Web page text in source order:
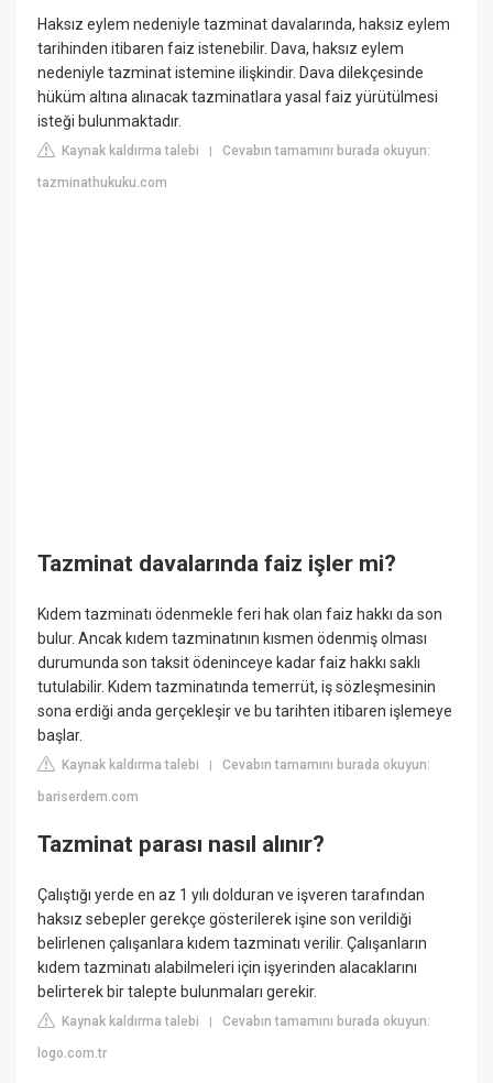
Haksız eylem nedeniyle tazminat davalarında, haksız eylem
tarihinden itibaren faiz istenebilir. Dava, haksız eylem
nedeniyle tazminat istemine ilişkindir. Dava dilekçesinde
hüküm altına alınacak tazminatlara yasal faiz yürütülmesi
isteği bulunmaktadır.
Kaynak kaldırma talebi |Cevabın tamamını burada okuyun:
tazminathukuku.com
Tazminat davalarında faiz işler mi?
Kıdem tazminatı ödenmekle feri hak olan faiz hakkı da son
bulur. Ancak kıdem tazminatının kısmen ödenmiş olması
durumunda son taksit ödeninceye kadar faiz hakkı saklı
tutulabilir. Kıdem tazminatında temerrüt, iş sözleşmesinin
sona erdiği anda gerçekleşir ve bu tarihten itibaren işlemeye
başlar.
Kaynak kaldırma talebi |Cevabın tamamını burada okuyun:
bariserdem.com
Tazminat parası nasıl alınır?
Çalıştığı yerde en az 1 yılı dolduran ve işveren tarafından
haksız sebepler gerekçe gösterilerek işine son verildiği
belirlenen çalışanlara kıdem tazminatı verilir. Çalışanların
kıdem tazminatı alabilmeleri için işyerinden alacaklarını
belirterek bir talepte bulunmaları gerekir.
Kaynak kaldırma talebi |Cevabın tamamını burada okuyun:
logo.com.tr